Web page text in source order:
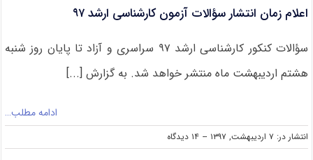
اعلام زمان انتشار سؤالات آزمون کارشناسی ارشد ۹۷
سؤالات کنکور کارشناسی ارشد ۹۷ سراسری و آزاد تا پایان روز شنبه
هشتم اردیبهشت ماه منتشر خواهد شد. به گزارش [...]
ادامه مطلب…
انتشار در: ۷ اردیبهشت, ۱۳۹۷ -- ۱۴ دیدگاه
on
اعلام